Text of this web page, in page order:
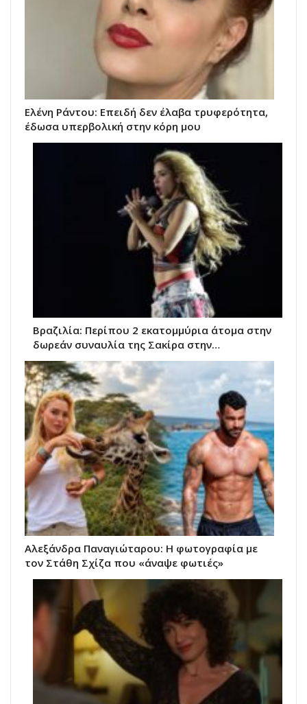
Ελένη Ράντου: Επειδή δεν έλαβα τρυφερότητα,
έδωσα υπερβολική στην κόρη μου
Βραζιλία: Περίπου 2 εκατομμύρια άτομα στην
δωρεάν συναυλία της Σακίρα στην…
Αλεξάνδρα Παναγιώταρου: Η φωτογραφία με
τον Στάθη Σχίζα που «άναψε φωτιές»